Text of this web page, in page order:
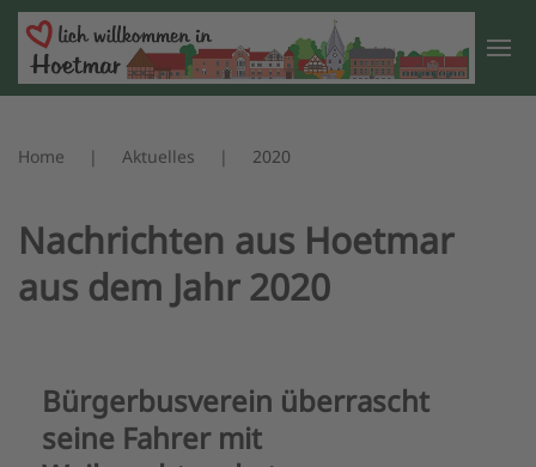
Zum Hauptinhalt springen
Home Aktuelles 2020
Nachrichten aus Hoetmar
aus dem Jahr 2020
Bürgerbusverein überrascht
seine Fahrer mit